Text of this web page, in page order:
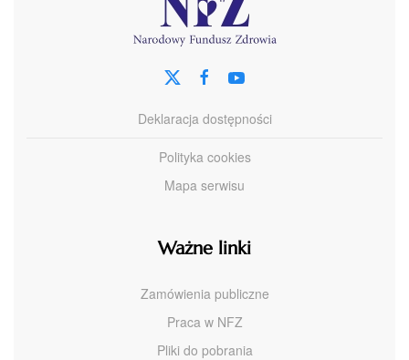
Deklaracja dostępności
Polityka cookies
Mapa serwisu
Ważne linki
Zamówienia publiczne
Praca w NFZ
Pliki do pobrania